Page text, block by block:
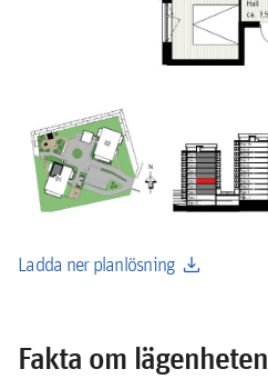
Ladda ner planlösning download
Fakta om lägenheten